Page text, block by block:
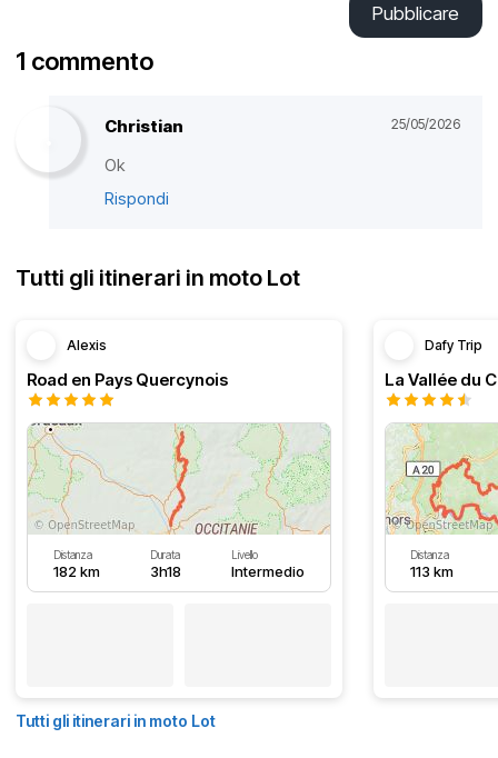
Pubblicare
1 commento
Christian 25/05/2026
Ok
Rispondi
Tutti gli itinerari in moto Lot
Alexis
Road en Pays Quercynois
Distanza
182 km
Durata
3h18
Livello
Intermedio
Dafy Trip
La Vallée du
Distanza
113 km
Tutti gli itinerari in moto Lot